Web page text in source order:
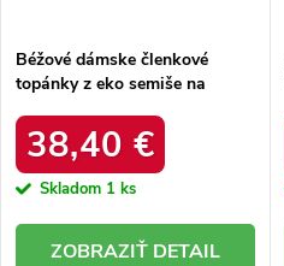
Béžové dámske členkové
topánky z eko semiše na
produktu HY66-151 BEIGE
38,40 €
Skladom 1 ks
DETAIL